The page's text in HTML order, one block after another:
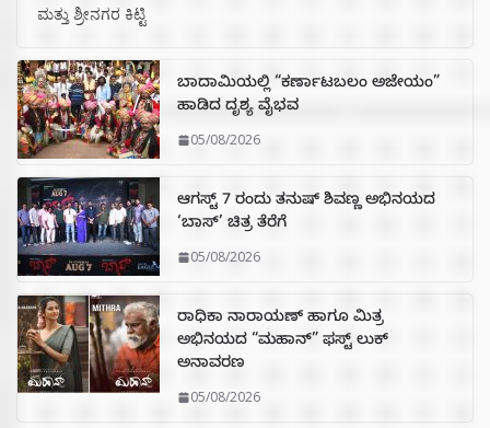
ಮತ್ತು ಶ್ರೀನಗರ ಕಿಟ್ಟಿ
ಬಾದಾಮಿಯಲ್ಲಿ “ಕರ್ಣಾಟಬಲಂ ಅಜೇಯಂ”
ಹಾಡಿದ ದೃಶ್ಯ ವೈಭವ
05/08/2026
ಆಗಸ್ಟ್ 7 ರಂದು ತನುಷ್ ಶಿವಣ್ಣ ಅಭಿನಯದ
‘ಬಾಸ್’ ಚಿತ್ರ ತೆರೆಗೆ
05/08/2026
ರಾಧಿಕಾ ನಾರಾಯಣ್ ಹಾಗೂ ಮಿತ್ರ
ಅಭಿನಯದ “ಮಹಾನ್” ಫಸ್ಟ್ ಲುಕ್
ಅನಾವರಣ
05/08/2026